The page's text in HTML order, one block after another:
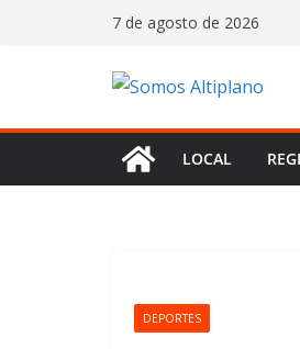
7 de agosto de 2026
LOCAL
DEPORTES